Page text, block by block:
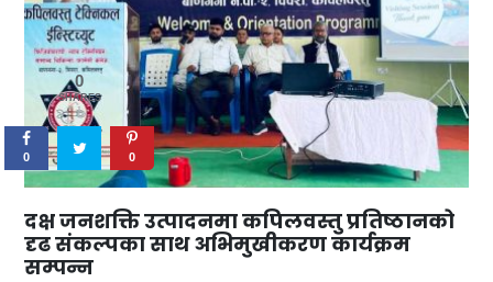
दक्ष जनशक्ति उत्पादनमा कपिलवस्तु प्रतिष्ठानको
दृढ संकल्पका साथ अभिमुखीकरण कार्यक्रम
सम्पन्न
0
SHARES
0 0